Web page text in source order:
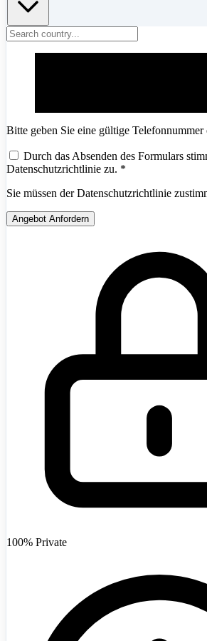
Afghanistan
Bitte geben Sie eine gültige Telefonnummer
Durch das Absenden des Formulars
Datenschutzrichtlinie zu. *
Sie müssen der Datenschutzrichtlinie
Angebot Anfordern
100% Private